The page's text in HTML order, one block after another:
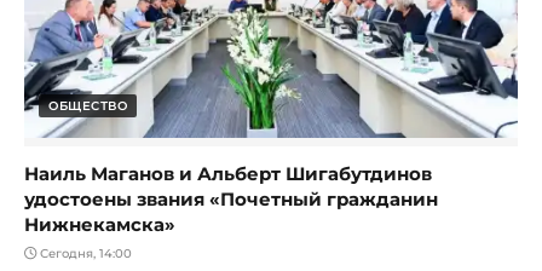
ОБЩЕСТВО
Наиль Маганов и Альберт Шигабутдинов
удостоены звания «Почетный гражданин
Нижнекамска»
Сегодня, 14:00